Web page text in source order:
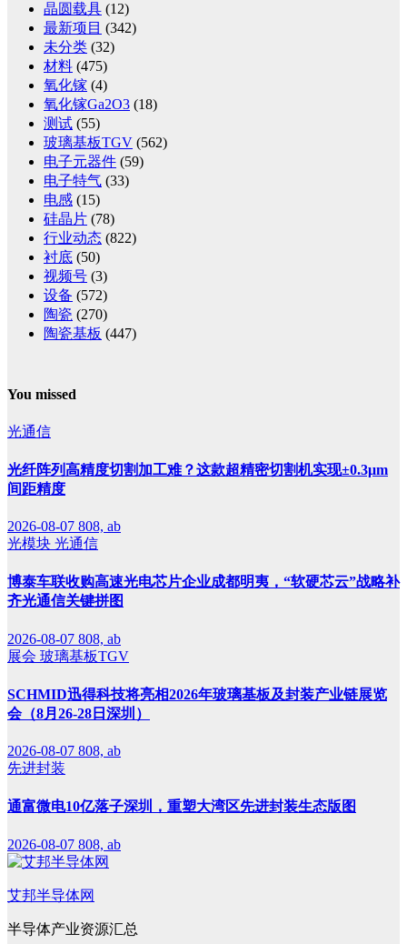
晶圆载具 (12)
最新项目 (342)
未分类 (32)
材料 (475)
氧化镓 (4)
氧化镓Ga2O3 (18)
测试 (55)
玻璃基板TGV (562)
电子元器件 (59)
电子特气 (33)
电感 (15)
硅晶片 (78)
行业动态 (822)
衬底 (50)
视频号 (3)
设备 (572)
陶瓷 (270)
陶瓷基板 (447)
You missed
光通信
光纤阵列高精度切割加工难？这款超精密切割机实现±0.3μm
间距精度
2026-08-07 808, ab
光模块 光通信
博泰车联收购高速光电芯片企业成都明夷，“软硬芯云”战略补
齐光通信关键拼图
2026-08-07 808, ab
展会 玻璃基板TGV
SCHMID迅得科技将亮相2026年玻璃基板及封装产业链展览
会（8月26-28日深圳）
2026-08-07 808, ab
先进封装
通富微电10亿落子深圳，重塑大湾区先进封装生态版图
2026-08-07 808, ab
艾邦半导体网
半导体产业资源汇总